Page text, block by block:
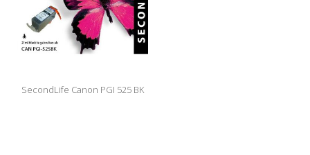
SecondLife Canon PGI 525 BK